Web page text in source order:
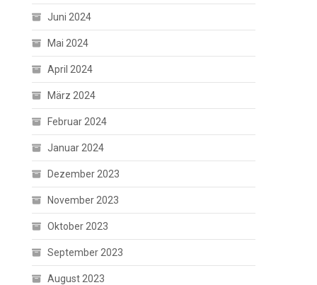
Juni 2024
Mai 2024
April 2024
März 2024
Februar 2024
Januar 2024
Dezember 2023
November 2023
Oktober 2023
September 2023
August 2023